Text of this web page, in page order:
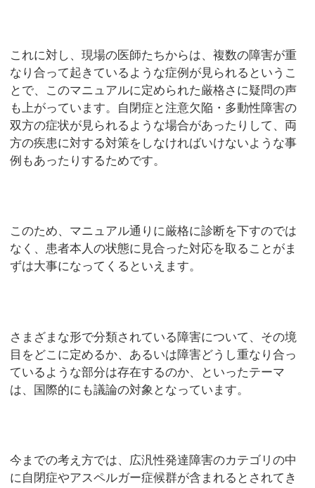
これに対し、現場の医師たちからは、複数の障害が重
なり合って起きているような症例が見られるというこ
とで、このマニュアルに定められた厳格さに疑問の声
も上がっています。自閉症と注意欠陥・多動性障害の
双方の症状が見られるような場合があったりして、両
方の疾患に対する対策をしなければいけないような事
例もあったりするためです。
このため、マニュアル通りに厳格に診断を下すのでは
なく、患者本人の状態に見合った対応を取ることがま
ずは大事になってくるといえます。
さまざまな形で分類されている障害について、その境
目をどこに定めるか、あるいは障害どうし重なり合っ
ているような部分は存在するのか、といったテーマ
は、国際的にも議論の対象となっています。
今までの考え方では、広汎性発達障害のカテゴリの中
に自閉症やアスペルガー症候群が含まれるとされてき